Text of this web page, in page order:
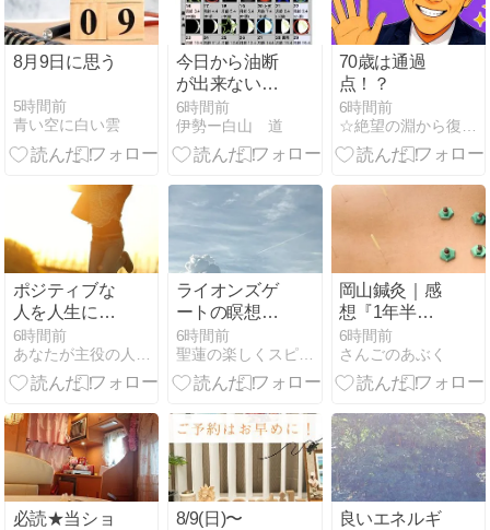
8月9日に思う
5時間前
青い空に白い雲
今日から油断
が出来ない週
です
6時間前
伊勢ー白山 道
70歳は通過
点！？
6時間前
ポジティブな
人を人生に引
き込む5つの
方法
6時間前
ライオンズゲ
ートの瞑想会
のご感想④
6時間前
聖蓮の楽しくスピリチュアルレッスン〜女性性の目覚め〜
岡山鍼灸｜感
想『1年半も
首が動かず激
痛だったのに
鍼を重ねるた
楽になりまし
た』
6時間前
さんごのあぶく
必読★当ショ
8/9(日)〜
良いエネルギ